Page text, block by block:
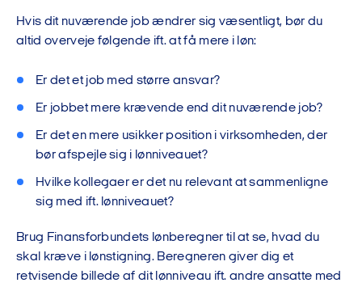
Hvis dit nuværende job ændrer sig væsentligt, bør du
altid overveje følgende ift. at få mere i løn:
Er det et job med større ansvar?
Er jobbet mere krævende end dit nuværende job?
Er det en mere usikker position i virksomheden, der
bør afspejle sig i lønniveauet?
Hvilke kollegaer er det nu relevant at sammenligne
sig med ift. lønniveauet?
Brug Finansforbundets lønberegner til at se, hvad du
skal kræve i lønstigning. Beregneren giver dig et
retvisende billede af dit lønniveau ift. andre ansatte med